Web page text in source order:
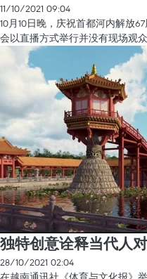
11/10/2021 09:04
10月10日晚，庆祝首都河内解放
会以直播方式举行并没有现场观众
独特创意诠释当代人
28/10/2021 02:04